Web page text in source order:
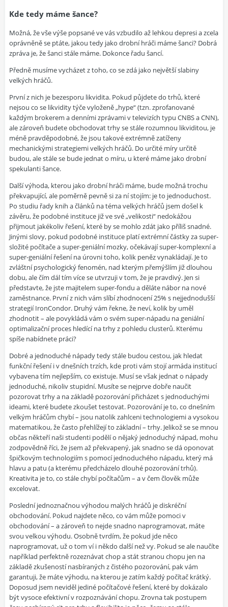
Kde tedy máme šance?
Možná, že vše výše popsané ve vás vzbudilo až lehkou depresi a zcela
oprávněně se ptáte, jakou tedy jako drobní hráči máme šanci? Dobrá
zpráva je, že šanci stále máme. Dokonce řadu šancí.
Předně musíme vycházet z toho, co se zdá jako největší slabiny
velkých hráčů.
První z nich je bezesporu likvidita. Pokud půjdete do trhů, které
nejsou co se likvidity týče vyloženě „hype“ (tzn. zprofanované
každým brokerem a denními zprávami v televizích typu CNBS a CNN),
ale zároveň budete obchodovat trhy se stále rozumnou likviditou, je
méně pravděpodobné, že jsou takové extrémně zatíženy
mechanickými strategiemi velkých hráčů. Do určité míry určitě
budou, ale stále se bude jednat o míru, u které máme jako drobní
spekulanti šance.
Další výhoda, kterou jako drobní hráči máme, bude možná trochu
překvapující, ale poměrně pevně si za ní stojím: je to jednoduchost.
Po studiu řady knih a článků na téma velkých hráčů jsem došel k
závěru, že podobné instituce již ve své „velikosti“ nedokážou
přijmout jakékoliv řešení, které by se mohlo zdát jako příliš snadné.
Jinými slovy, pokud podobné instituce platí extrémní částky za super-
složité počítače a super-geniální mozky, očekávají super-komplexní a
super-geniální řešení na úrovni toho, kolik peněz vynakládají. Je to
zvláštní psychologický fenomén, nad kterým přemýšlím již dlouhou
dobu, ale čím dál tím více se utvrzuji v tom, že je pravdivý. Jen si
představte, že jste majitelem super-fondu a děláte nábor na nové
zaměstnance. První z nich vám slíbí zhodnocení 25% s nejjednodušší
strategií IronCondor. Druhý vám řekne, že neví, kolik by uměl
zhodnotit – ale povykládá vám o svém super-nápadu na geniální
optimalizační proces hledící na trhy z pohledu clusterů. Kterému
spíše nabídnete práci?
Dobré a jednoduché nápady tedy stále budou cestou, jak hledat
funkční řešení i v dnešních trzích, kde proti vám stojí armáda institucí
vybavena tím nejlepším, co existuje. Musí se však jednat o nápady
jednoduché, nikoliv stupidní. Musíte se nejprve dobře naučit
pozorovat trhy a na základě pozorování přicházet s jednoduchými
ideami, které budete zkoušet testovat. Pozorování je to, co dnešním
velkým hráčům chybí – jsou natolik zahlceni technologiemi a vysokou
matematikou, že často přehlížejí to základní – trhy. Jelikož se se mnou
občas někteří naši studenti podělí o nějaký jednoduchý nápad, mohu
zodpovědně říci, že jsem až překvapený, jak snadno se dá oponovat
špičkovým technologiím s pomocí jednoduchého nápadu, který má
hlavu a patu (a kterému předcházelo dlouhé pozorování trhů).
Kreativita je to, co stále chybí počítačům – a v čem člověk může
excelovat.
Poslední jednoznačnou výhodou malých hráčů je diskréční
obchodování. Pokud najdete něco, co vám může pomoci v
obchodování – a zároveň to nejde snadno naprogramovat, máte
svou velkou výhodu. Osobně tvrdím, že pokud jde něco
naprogramovat, už o tom ví i někdo další než vy. Pokud se ale naučíte
například perfektně rozeznávat chop a stát stranou chopu jen na
základě zkušeností nasbíraných z čistého pozorování, pak vám
garantuji, že máte výhodu, na kterou je zatím každý počítač krátký.
Doposud jsem neviděl jediné počítačové řešení, které by dokázalo
být vysoce efektivní v rozpoznávání chopu. Zrovna tak postupem